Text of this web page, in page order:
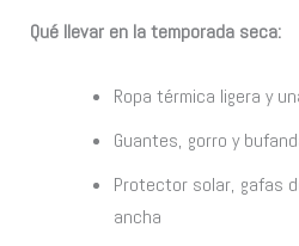
Qué llevar en la temporada seca:
Ropa térmica ligera y
Guantes, gorro y
Protector solar, gafas
ancha